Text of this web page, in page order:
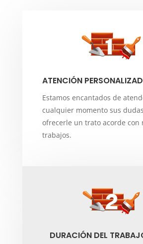
ATENCIÓN
Estamos encantados de
cualquier momento sus
ofrecerle un trato acorde con
trabajos.
DURACIÓN DEL